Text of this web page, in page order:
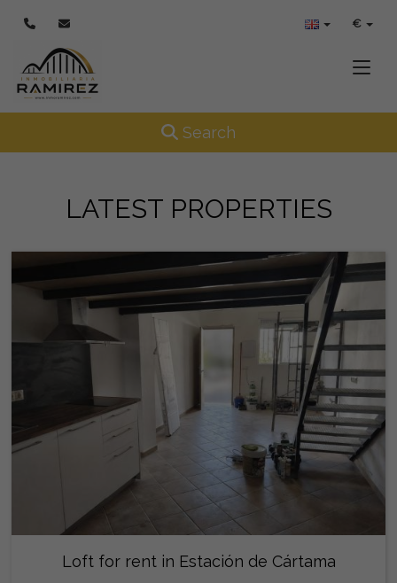
€
Toggle navigation
Search
LATEST PROPERTIES
Loft for rent in Estación de Cártama